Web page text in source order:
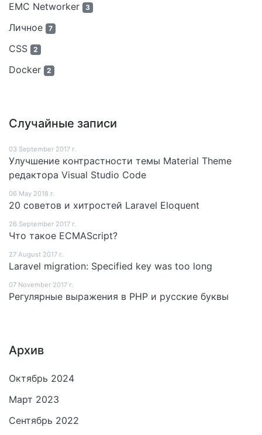
EMC Networker 3
Личное 7
CSS 2
Docker 2
Случайные записи
03 September 2017 г.
Улучшение контрастности темы Material Theme
редактора Visual Studio Code
06 May 2018 г.
20 советов и хитростей Laravel Eloquent
26 September 2017 г.
Что такое ECMAScript?
27 August 2017 г.
Laravel migration: Specified key was too long
07 November 2017 г.
Регулярные выражения в PHP и русские буквы
Архив
Октябрь 2024
Март 2023
Сентябрь 2022